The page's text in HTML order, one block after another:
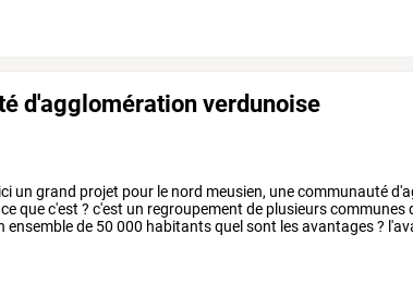
d'agglomération verdunoise
un grand projet pour le nord meusien, unecommunauté
cequec'est ? c'est un regroupement de plusieurscommunes
ensemblede 50 000 habitantsquel sont lesavantages?